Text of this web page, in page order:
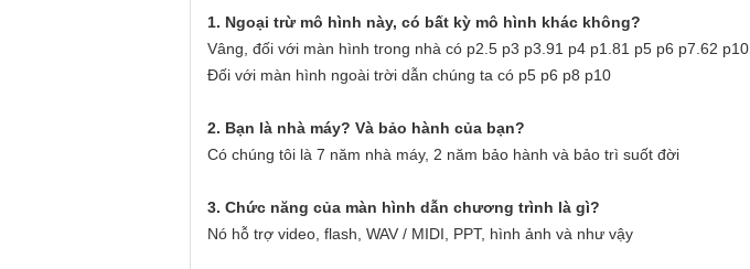
1. Ngoại trừ mô hình này, có bất kỳ mô hình khác không?
Vâng, đối với màn hình trong nhà có p2.5 p3 p3.91 p4 p1.81 p5 p6 p7.62 p10
Đối với màn hình ngoài trời dẫn chúng ta có p5 p6 p8 p10
2. Bạn là nhà máy? Và bảo hành của bạn?
Có chúng tôi là 7 năm nhà máy, 2 năm bảo hành và bảo trì suốt đời
3. Chức năng của màn hình dẫn chương trình là gì?
Nó hỗ trợ video, flash, WAV / MIDI, PPT, hình ảnh và như vậy